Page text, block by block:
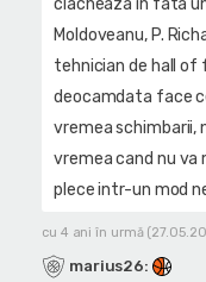
Moldoveanu, P.
tehnician de hall of
deocamdata face
vremea schimbarii,
vremea cand nu va
plece intr-un mod
cu 4 ani în urmă
marius26: